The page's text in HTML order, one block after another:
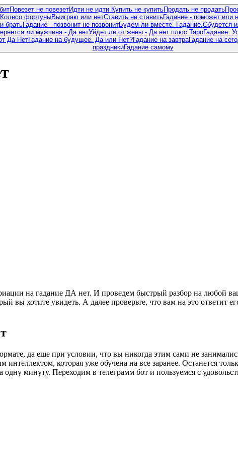
Повезет не повезетИдти не идти Купить не купитьПродать не продать
Колесо фортуныВыиграю или нетСтавить не ставитьГадание - поможет или
братьГадание - позвонит не позвонитБудем ли вместе. Гадание.Сбудется
ли мужчина - Да нетУйдет ли от жены - Да нет плюс ТароГадание:
Да НетГадание на будущее. Да или Нет?Гадание на завтраГадание на
праздникиГадание самому
на гадание ДА нет. И проведем быстрый разбор на любой
вы хотите увидеть. А далее проверьте, что вам на это ответит
да еще при условии, что вы никогда этим сами не
которая уже обучена на все заранее. Останется
одну минуту. Переходим в телеграмм бот и пользуемся с